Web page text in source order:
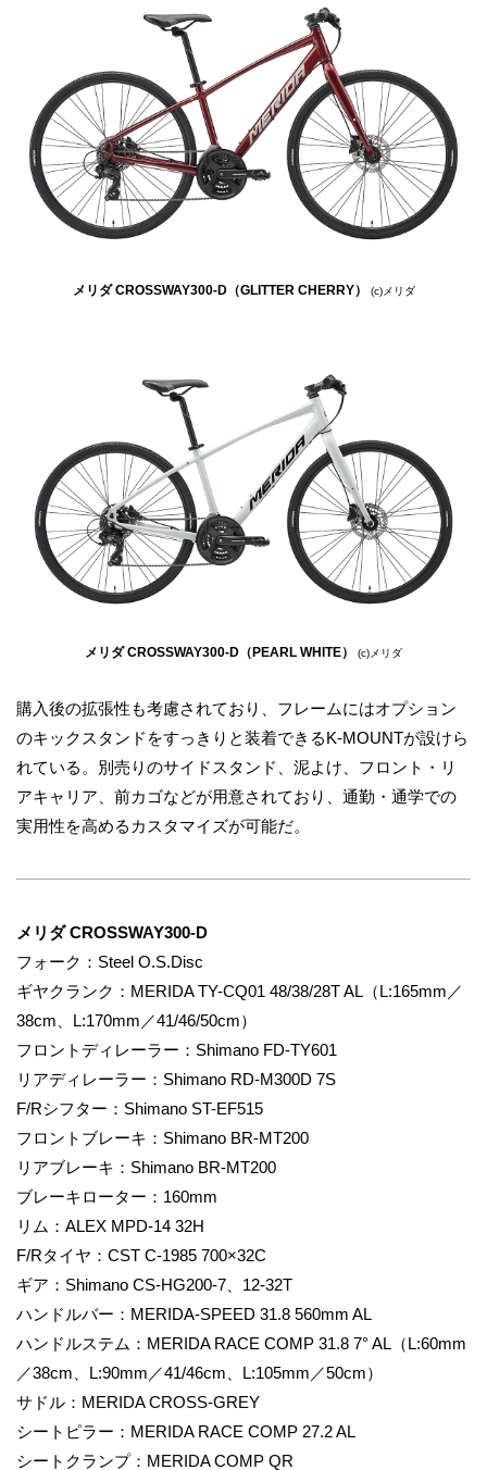
メリダ CROSSWAY300-D（GLITTER CHERRY） (c)メリダ
メリダ CROSSWAY300-D（PEARL WHITE） (c)メリダ
購入後の拡張性も考慮されており、フレームにはオプション
のキックスタンドをすっきりと装着できるK-MOUNTが設けら
れている。別売りのサイドスタンド、泥よけ、フロント・リ
アキャリア、前カゴなどが用意されており、通勤・通学での
実用性を高めるカスタマイズが可能だ。
メリダ CROSSWAY300-D
フォーク：Steel O.S.Disc
ギヤクランク：MERIDA TY-CQ01 48/38/28T AL（L:165mm／
38cm、L:170mm／41/46/50cm）
フロントディレーラー：Shimano FD-TY601
リアディレーラー：Shimano RD-M300D 7S
F/Rシフター：Shimano ST-EF515
フロントブレーキ：Shimano BR-MT200
リアブレーキ：Shimano BR-MT200
ブレーキローター：160mm
リム：ALEX MPD-14 32H
F/Rタイヤ：CST C-1985 700×32C
ギア：Shimano CS-HG200-7、12-32T
ハンドルバー：MERIDA-SPEED 31.8 560mm AL
ハンドルステム：MERIDA RACE COMP 31.8 7° AL（L:60mm
／38cm、L:90mm／41/46cm、L:105mm／50cm）
サドル：MERIDA CROSS-GREY
シートピラー：MERIDA RACE COMP 27.2 AL
シートクランプ：MERIDA COMP QR